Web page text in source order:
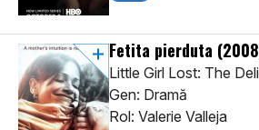
Fetita pierduta
Little Girl Lost: The
Gen: Dramă
Rol: Valerie Valleja